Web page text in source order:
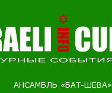
АНСАМБЛЬ «БАТ-ШЕВА»